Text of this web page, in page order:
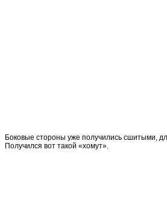
Боковые стороны уже получились сшитыми,
Получился вот такой «хомут».